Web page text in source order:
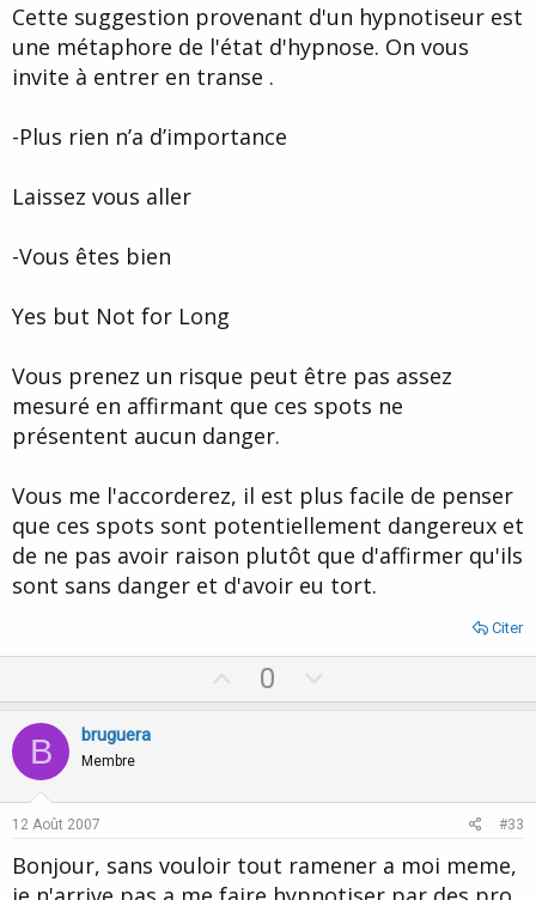
Cette suggestion provenant d'un hypnotiseur est
une métaphore de l'état d'hypnose. On vous
invite à entrer en transe .
-Plus rien n’a d’importance
Laissez vous aller
-Vous êtes bien
Yes but Not for Long
Vous prenez un risque peut être pas assez
mesuré en affirmant que ces spots ne
présentent aucun danger.
Vous me l'accorderez, il est plus facile de penser
que ces spots sont potentiellement dangereux et
de ne pas avoir raison plutôt que d'affirmer qu'ils
sont sans danger et d'avoir eu tort.
Citer
p
0
o
e
B bruguera
Membre
12 Août 2007 #33
Bonjour, sans vouloir tout ramener a moi meme,